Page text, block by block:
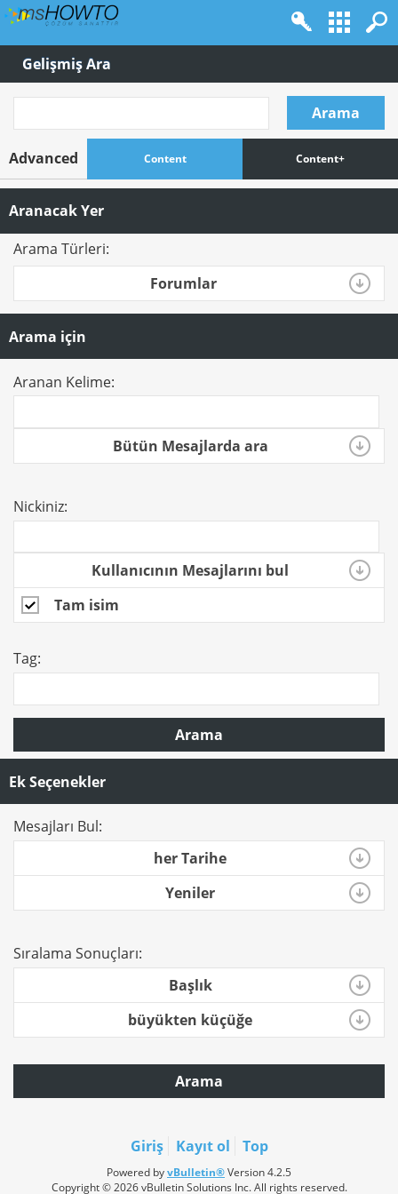
Gelişmiş Ara
Arama
Advanced Content Content+
Aranacak Yer
Arama Türleri:
Forumlar
Arama için
Aranan Kelime:
Bütün Mesajlarda ara
Nickiniz:
Kullanıcının Mesajlarını bul
Tam isim
Tag:
Arama
Ek Seçenekler
Mesajları Bul:
her Tarihe
Yeniler
Sıralama Sonuçları:
Başlık
büyükten küçüğe
Arama
Giriş Kayıt ol Top
Powered byvBulletin®Version 4.2.5
Copyright © 2026 vBulletin Solutions Inc. All rights reserved.